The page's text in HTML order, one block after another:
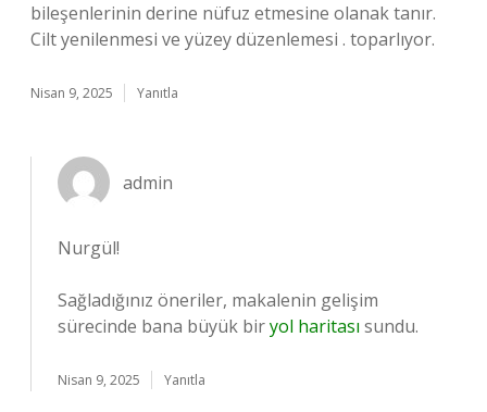
bileşenlerinin derine nüfuz etmesine olanak tanır.
Cilt yenilenmesi ve yüzey düzenlemesi . toparlıyor.
Nisan 9, 2025 Yanıtla
admin
Nurgül!
Sağladığınız öneriler, makalenin gelişim
sürecinde bana büyük biryol haritası sundu.
Nisan 9, 2025 Yanıtla